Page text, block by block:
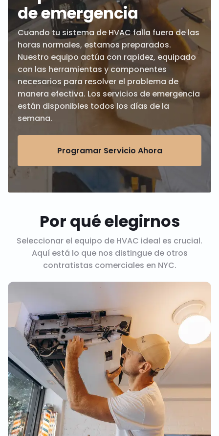
de emergencia
Cuando tu sistema de HVAC falla fuera de las
horas normales, estamos preparados.
Nuestro equipo actúa con rapidez, equipado
con las herramientas y componentes
necesarios para resolver el problema de
manera efectiva. Los servicios de emergencia
están disponibles todos los días de la
semana.
Programar Servicio Ahora
Por qué elegirnos
Seleccionar el equipo de HVAC ideal es crucial.
Aquí está lo que nos distingue de otros
contratistas comerciales en NYC.